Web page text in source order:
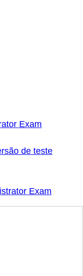
Exam
de teste
Exam